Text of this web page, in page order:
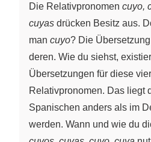
Die Relativpronomen cuyo,
cuyas drücken Besitz aus.
man cuyo? Die
deren. Wie du siehst,
Übersetzungen für diese
Relativpronomen. Das liegt
Spanischen anders als im
werden. Wann und wie du